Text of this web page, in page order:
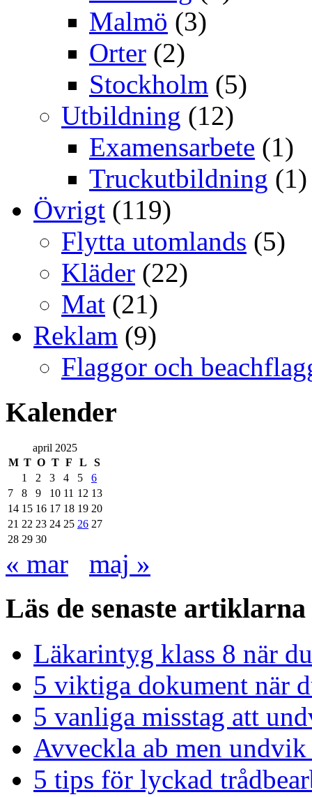
Malmö (3)
Orter (2)
Stockholm (5)
Utbildning (12)
Examensarbete (1)
Truckutbildning (1)
Övrigt (119)
Flytta utomlands (5)
Kläder (22)
Mat (21)
Reklam (9)
Flaggor och
Kalender
april 2025
M T O T F L
S
1
2 3 4 5
6
7
8 9 10 11 12 13
14 15 16 17 18 19 20
21 22 23 24 25 26 27
28 29 30
« mar maj »
Läs de senaste artiklarna
Läkarintyg klass 8 när
5 viktiga dokument när
5 vanliga misstag att
Avveckla ab men
5 tips för lyckad